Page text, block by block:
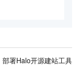
部署Halo开源建站工具